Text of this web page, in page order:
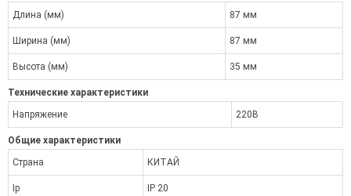
Длина (мм)
87 мм
Ширина (мм) 87 мм
Высота (мм) 35 мм
Технические характеристики
Напряжение
220В
Общие характеристики
Страна
КИТАЙ
Ip IP 20